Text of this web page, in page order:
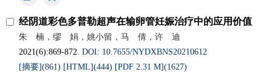
经阴道彩色多普勒超声在输卵管妊娠治疗中的应用价值
朱 楠，缪 娟，姚小留，马 倩，许 迪
2021(6):869-872.DOI: 10.7655/NYDXBNS20210612
[摘要](861) [HTML](444) [PDF 2.31 M](1627)